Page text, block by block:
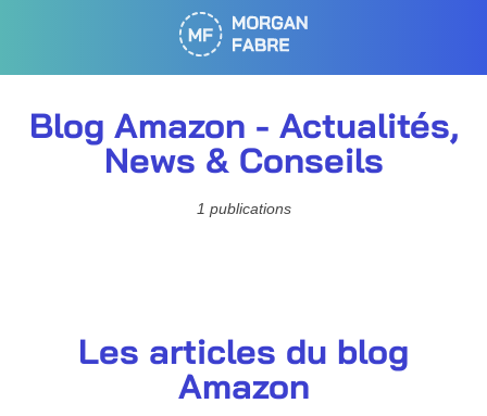
Blog Amazon - Actualités,
News & Conseils
1 publications
Les articles du blog
Amazon